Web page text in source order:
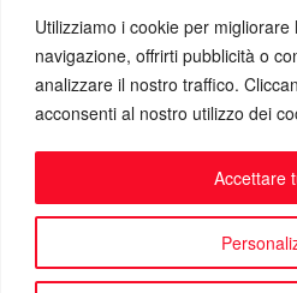
Utilizziamo i cookie per
navigazione, offrirti pubblicità o
analizzare il nostro traffico.
acconsenti al nostro utilizzo dei
Accettare